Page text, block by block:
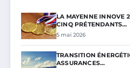
LA MAYENNE INNOVE
CINQ PRÉTENDANTS…
5 mai 2026
TRANSITION
ASSURANCES…